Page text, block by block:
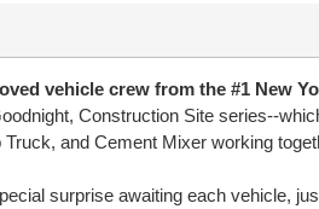
vehicle crew from the #1 New
Construction Site series--
and Cement Mixer working
surprise awaiting each vehicle,